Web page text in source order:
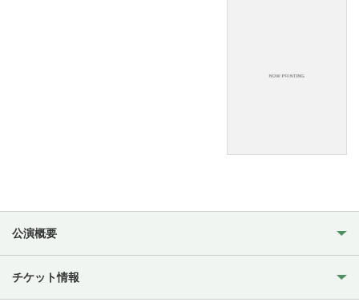
公演概要
チケット情報